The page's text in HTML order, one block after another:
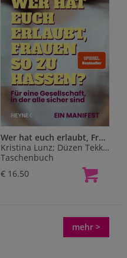
Wer hat euch erlaubt, Frauen so zu hassen?
Kristina Lunz; Düzen Tekkal
Taschenbuch
€ 16.50
mehr >